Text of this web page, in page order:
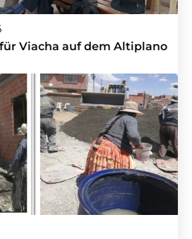
Viacha auf dem Altiplano